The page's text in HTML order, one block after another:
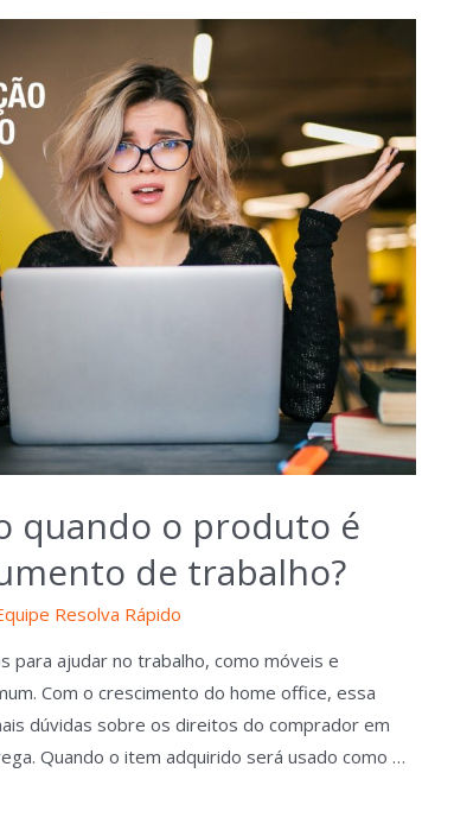
quando o produto é
de trabalho?
Resolva Rápido
para ajudar no trabalho, como móveis e
Com o crescimento do home office, essa
dúvidas sobre os direitos do comprador em
Quando o item adquirido será usado como …